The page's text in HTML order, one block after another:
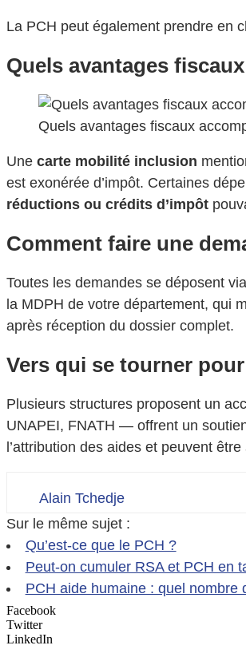
La PCH peut également prendre en
Quels avantages
Quels avantages fiscaux
Une carte mobilité inclusion
est exonérée d’impôt. Certaines
réductions ou crédits d’impôt
Comment faire une
Toutes les demandes se déposent
la MDPH de votre département, qui
après réception du dossier complet.
Vers qui se tourner
Plusieurs structures proposent un
UNAPEI, FNATH — offrent un
l’attribution des aides et peuvent
Alain Tchedje
Sur le même sujet :
Qu’est-ce que le PCH ?
Peut-on cumuler RSA et PCH en
PCH aide humaine : quel nombre
Facebook
Twitter
LinkedIn